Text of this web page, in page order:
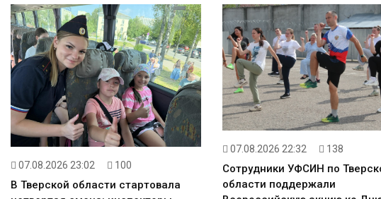
07.08.2026 23:02 100
В Тверской области стартовала
07.08.2026 22:32 138
Сотрудники УФСИН по
области поддержали